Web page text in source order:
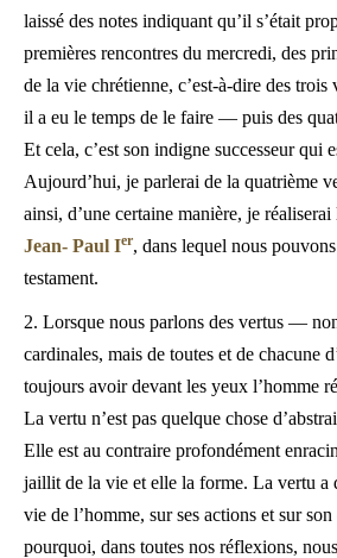
laissé des notes indiquant qu’il s’était
premières rencontres du mercredi, des
de la vie chrétienne, c’est-à-dire des
il a eu le temps de le faire — puis des
Et cela, c’est son indigne successeur qui
Aujourd’hui, je parlerai de la quatrième
ainsi, d’une certaine manière, je
Jean- Paul Ier, dans lequel nous
testament.
2. Lorsque nous parlons des vertus —
cardinales, mais de toutes et de chacune
toujours avoir devant les yeux l’homme
La vertu n’est pas quelque chose
Elle est au contraire profondément
jaillit de la vie et elle la forme. La vertu a
vie de l’homme, sur ses actions et sur
pourquoi, dans toutes nos réflexions,